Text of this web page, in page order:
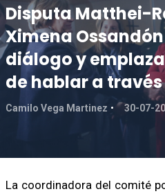
Disputa Matthei-
Ximena
diálogo y
de hablar a
Camilo Vega Martinez 30-07-
La coordinadora del comité